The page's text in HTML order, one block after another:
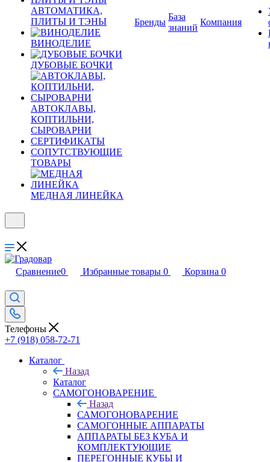
АВТОМАТИКА,
ПЛИТЫ И ТЭНЫ
ВИНОДЕЛИЕ
ДУБОВЫЕ БОЧКИ
АВТОКЛАВЫ,
КОПТИЛЬНИ,
СЫРОВАРНИ
СЕРТИФИКАТЫ
СОПУТСТВУЮЩИЕ
ТОВАРЫ
МЕДНАЯ ЛИНЕЙКА
Бренды
База
знаний
Компания
Сравнение0 Избранные товары 0 Корзина 0
Телефоны
+7 (918) 058-72-71
Каталог
Назад
Каталог
САМОГОНОВАРЕНИЕ
Назад
САМОГОНОВАРЕНИЕ
САМОГОННЫЕ АППАРАТЫ
АППАРАТЫ БЕЗ КУБА И
КОМПЛЕКТУЮЩИЕ
ПЕРЕГОННЫЕ КУБЫ И